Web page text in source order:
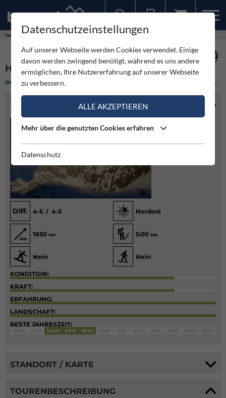
Touren
HOHE WEISSE
SKITOUR SCHWER
TOURENINFO
Diff. 4-5 / 4-5 Nordost
1650 Hm 5:00 Std.
Nein Nein
KONDITION:
KRAFT:
ERFAHRUNG:
LANDSCHAFT:
BESTE JAHRESZEIT:
MÄR APR MAI
STANDORT / KARTE
TOURENBESCHREIBUNG
Datenschutzeinstellungen
Auf unserer Webseite werden Cookies verwendet. Einige
davon werden zwingend benötigt, während es uns andere
ermöglichen, Ihre Nutzererfahrung auf unserer Webseite
zu verbessern.
ALLE AKZEPTIEREN
Mehr über die genutzten Cookies erfahren
Datenschutz